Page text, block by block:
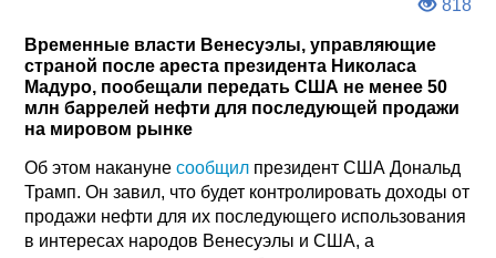
818
Временные власти Венесуэлы, управляющие
страной после ареста президента Николаса
Мадуро, пообещали передать США не менее 50
млн баррелей нефти для последующей продажи
на мировом рынке
Об этом наканунесообщил президент США Дональд
Трамп. Он завил, что будет контролировать доходы от
продажи нефти для их последующего использования
в интересах народов Венесуэлы и США, а